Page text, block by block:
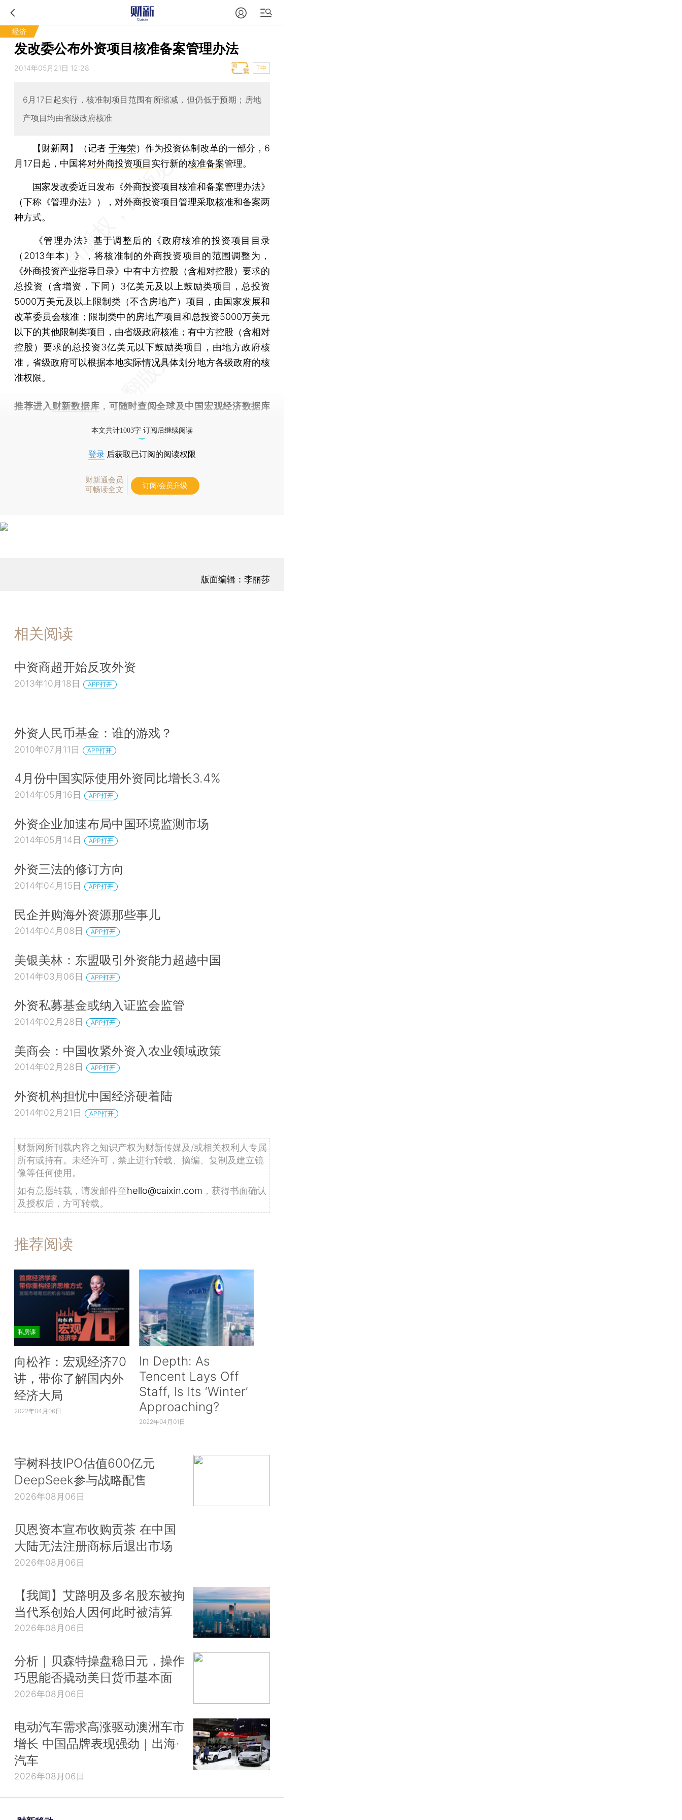
经济
发改委公布外资项目核准备案管理办法
2014年05月21日 12:28 T中
6月17日起实行，核准制项目范围有所缩减，但仍低于预期；房地
产项目均由省级政府核准
【财新网】（记者 于海荣）作为投资体制改革的一部分，6
月17日起，中国将对外商投资项目实行新的核准备案管理。
国家发改委近日发布《外商投资项目核准和备案管理办法》
（下称《管理办法》），对外商投资项目管理采取核准和备案两
种方式。
《管理办法》基于调整后的《政府核准的投资项目目录
（2013年本）》，将核准制的外商投资项目的范围调整为，
《外商投资产业指导目录》中有中方控股（含相对控股）要求的
总投资（含增资，下同）3亿美元及以上鼓励类项目，总投资
5000万美元及以上限制类（不含房地产）项目，由国家发展和
改革委员会核准；限制类中的房地产项目和总投资5000万美元
以下的其他限制类项目，由省级政府核准；有中方控股（含相对
控股）要求的总投资3亿美元以下鼓励类项目，由地方政府核
准，省级政府可以根据本地实际情况具体划分地方各级政府的核
准权限。
推荐进入 财新数据库 ，可随时查阅全球及中国宏观经济数据库
本文共计1003字 订阅后继续阅读
登录 后获取已订阅的阅读权限
财新通会员
可畅读全文
订阅/会员升级
版面编辑：李丽莎
相关阅读
中资商超开始反攻外资
2013年10月18日 APP打开
外资人民币基金：谁的游戏？
2010年07月11日 APP打开
4月份中国实际使用外资同比增长3.4%
2014年05月16日 APP打开
外资企业加速布局中国环境监测市场
2014年05月14日 APP打开
外资三法的修订方向
2014年04月15日 APP打开
民企并购海外资源那些事儿
2014年04月08日 APP打开
美银美林：东盟吸引外资能力超越中国
2014年03月06日 APP打开
外资私募基金或纳入证监会监管
2014年02月28日 APP打开
美商会：中国收紧外资入农业领域政策
2014年02月28日 APP打开
外资机构担忧中国经济硬着陆
2014年02月21日 APP打开
财新网所刊载内容之知识产权为财新传媒及/或相关权利人专属
所有或持有。未经许可，禁止进行转载、摘编、复制及建立镜
像等任何使用。
如有意愿转载，请发邮件至hello@caixin.com ，获得书面确认
及授权后，方可转载。
推荐阅读
私房课
向松祚：宏观经济70
讲，带你了解国内外
经济大局
2022年04月06日
In Depth: As
Tencent Lays Off
Staff, Is Its ‘Winter’
Approaching?
2022年04月01日
宇树科技IPO估值600亿元
DeepSeek参与战略配售
2026年08月06日
贝恩资本宣布收购贡茶 在中国
大陆无法注册商标后退出市场
2026年08月06日
【我闻】艾路明及多名股东被拘
当代系创始人因何此时被清算
2026年08月06日
分析｜贝森特操盘稳日元，操作
巧思能否撬动美日货币基本面
2026年08月06日
电动汽车需求高涨驱动澳洲车市
增长 中国品牌表现强劲｜出海·
汽车
2026年08月06日